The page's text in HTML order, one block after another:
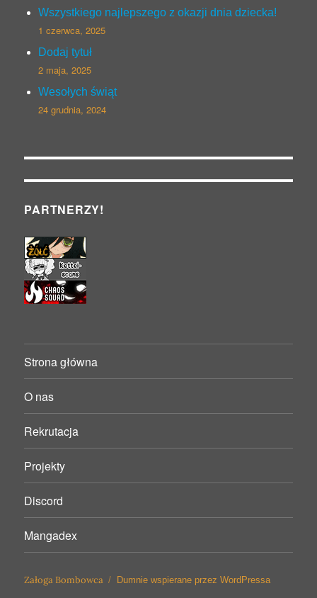
Wszystkiego najlepszego z okazji dnia dziecka!
1 czerwca, 2025
Dodaj tytuł
2 maja, 2025
Wesołych świąt
24 grudnia, 2024
PARTNERZY!
Strona główna
O nas
Rekrutacja
Projekty
Discord
Mangadex
Załoga Bombowca Dumnie wspierane przez WordPressa